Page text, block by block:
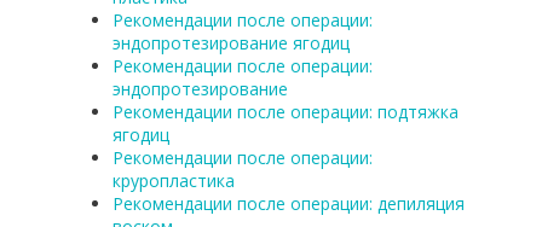
Рекомендации после операции:
эндопротезирование ягодиц
Рекомендации после операции:
эндопротезирование
Рекомендации после операции: подтяжка
ягодиц
Рекомендации после операции:
круропластика
Рекомендации после операции: депиляция